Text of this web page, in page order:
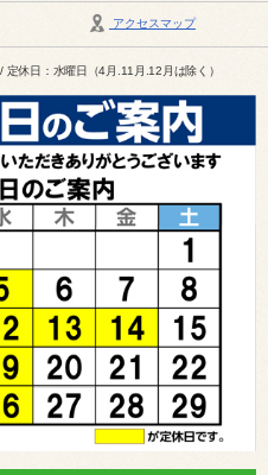
アクセスマップ
00 / 定休日：水曜日（4月.11月.12月